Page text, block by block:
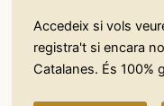
Accedeix si vols
registra't si encara
Catalanes. És 100%